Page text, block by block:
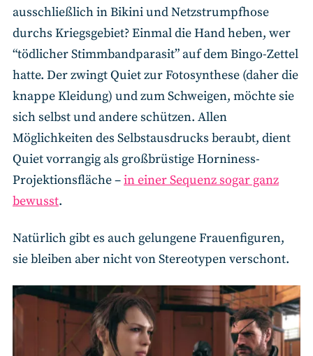
ausschließlich in Bikini und Netzstrumpfhose
durchs Kriegsgebiet? Einmal die Hand heben, wer
“tödlicher Stimmbandparasit” auf dem Bingo-Zettel
hatte. Der zwingt Quiet zur Fotosynthese (daher die
knappe Kleidung) und zum Schweigen, möchte sie
sich selbst und andere schützen. Allen
Möglichkeiten des Selbstausdrucks beraubt, dient
Quiet vorrangig als großbrüstige Horniness-
Projektionsfläche –in einer Sequenz sogar ganz
bewusst.
Natürlich gibt es auch gelungene Frauenfiguren,
sie bleiben aber nicht von Stereotypen verschont.